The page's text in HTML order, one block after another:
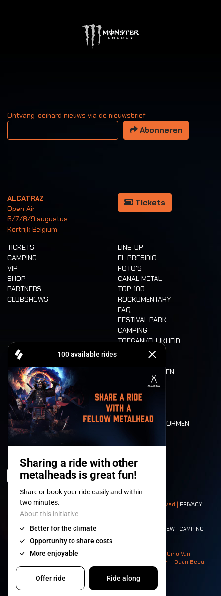
Ontvang loeihard nieuws via de nieuwsbrief
Uw email adres
Abonneren
ALCATRAZ
Open Air
6/7/8/9 augustus
Kortrijk Belgium
Tickets
TICKETS
CAMPING
VIP
SHOP
PARTNERS
CLUBSHOWS
LINE-UP
EL PRESIDIO
FOTO'S
CANAL METAL
TOP 100
ROCKUMENTARY
FAQ
FESTIVAL PARK
CAMPING
TOEGANKELIJKHEID
CASHLESS
ETEN EN DRINKEN
MOBILITEIT
LONE WOLVES
PLATTEGROND
DEATH RIDE
WAARDEN EN NORMEN
HISTORIEK
© 2008-2026- Apache Productions VZW – All rights reserved | PRIVACY
POLICY|ALGEMENE VOORWAARDEN
Contact:GENERAL| PARTNERSHIPS CREW | CAMPING |
NEIGHBOURS
Photos: Ann Kermans - Hans Van Hoof - Eliaz Bruggeman - Gino Van
Lancker - Tim Tronckoe - Elsie Roymans - Stijn Verbruggen - Daan Becu -
Claus Christa - Devid Camerlynck